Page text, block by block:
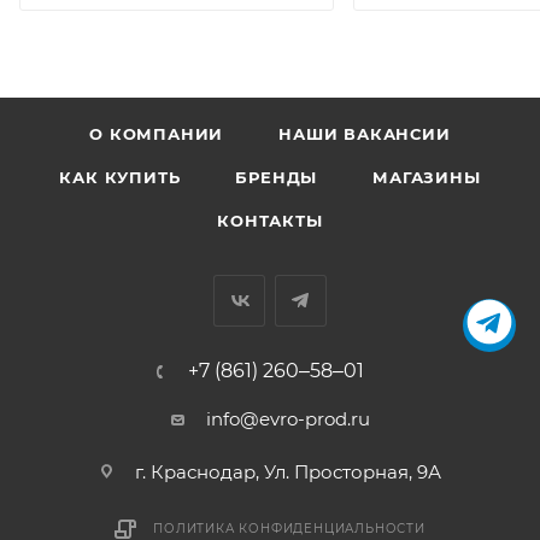
О КОМПАНИИ НАШИ ВАКАНСИИ
КАК КУПИТЬ БРЕНДЫ МАГАЗИНЫ
КОНТАКТЫ
+7 (861) 260‒58‒01
info@evro-prod.ru
г. Краснодар, ​Ул. Просторная, 9А
ПОЛИТИКА КОНФИДЕНЦИАЛЬНОСТИ